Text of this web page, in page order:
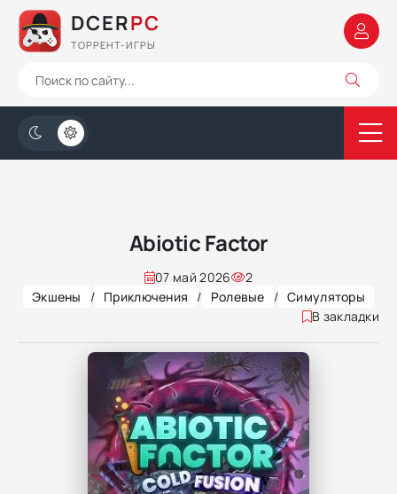
DCERPC
ТОРРЕНТ-ИГРЫ
Abiotic Factor
07 май 2026
2
Экшены
/ Приключения / Ролевые / Симуляторы
В закладки